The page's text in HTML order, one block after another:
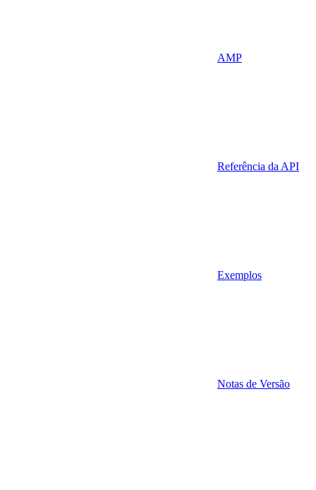
AMP
Referência da API
Exemplos
Notas de Versão